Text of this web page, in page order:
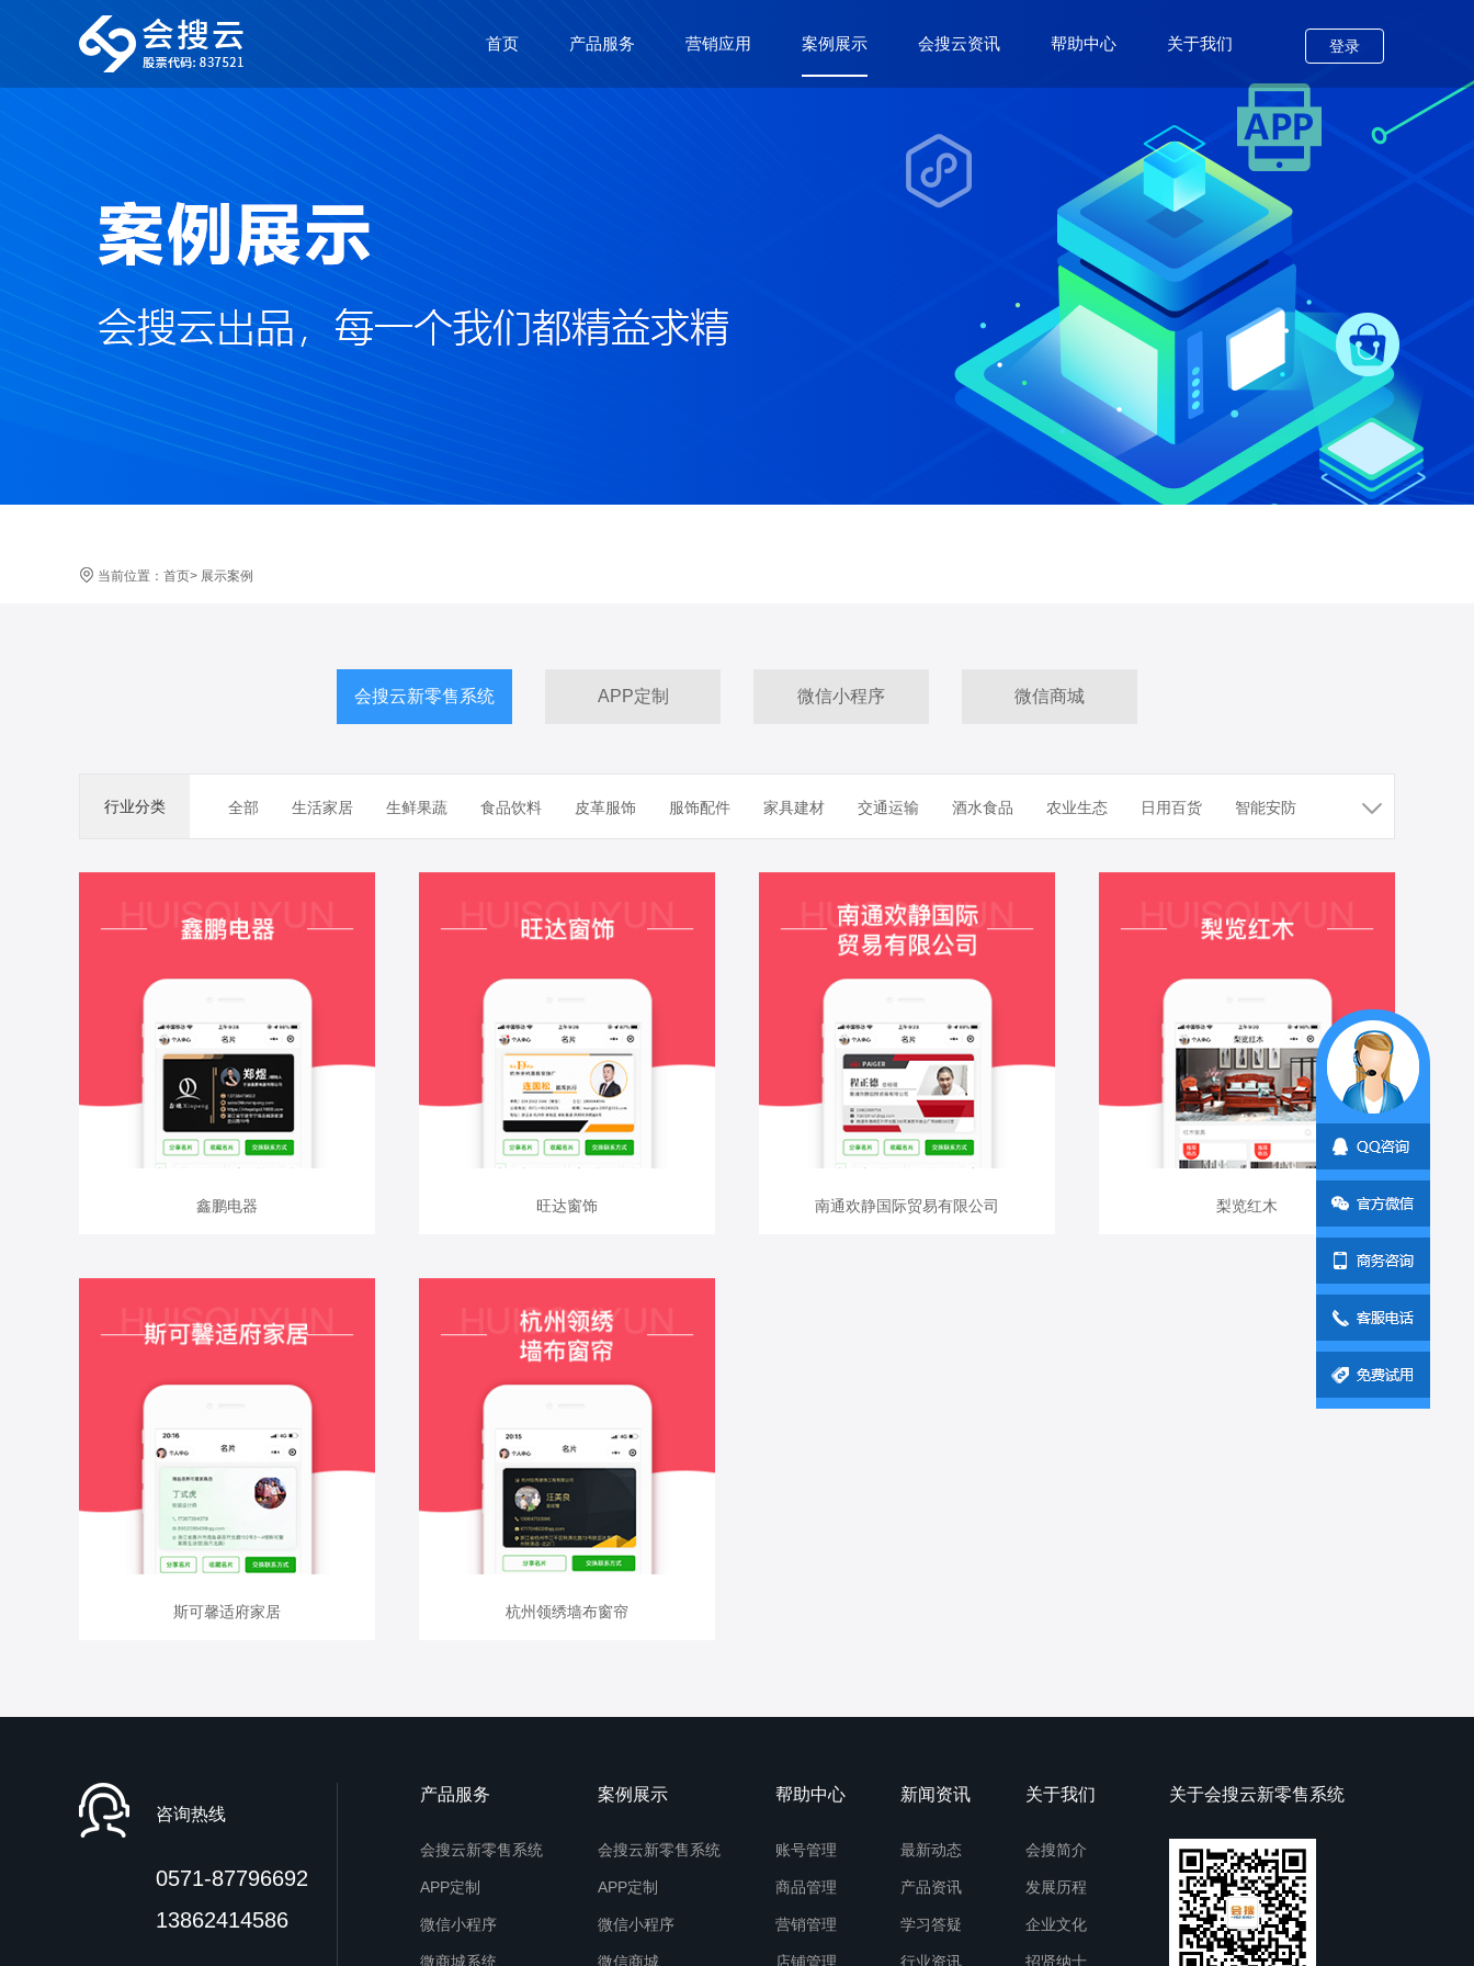
登录
首页 产品服务 营销应用 案例展示 会搜云资讯 帮助中心 关于我们
当前位置： 首页> 展示案例
会搜云新零售系统 APP定制 微信小程序 微信商城
行业分类 全部 生活家居 生鲜果蔬 食品饮料 皮革服饰 服饰配件 家具建材 交通运输 酒水食品 农业生态 日用百货 智能安防
查看详情
鑫鹏电器
鑫鹏电器
查看详情
旺达窗饰
旺达窗饰
查看详情
南通欢静国际贸易有限公司
南通欢静国际贸易有限公司
查看详情
梨览红木
梨览红木
查看详情
斯可馨适府家居
斯可馨适府家居
查看详情
杭州领绣墙布窗帘
杭州领绣墙布窗帘
咨询热线
0571-87796692
13862414586
产品服务
会搜云新零售系统
APP定制
微信小程序
微商城系统
案例展示
会搜云新零售系统
APP定制
微信小程序
微信商城
帮助中心
账号管理
商品管理
营销管理
店铺管理
新闻资讯
最新动态
产品资讯
学习答疑
行业资讯
关于我们
会搜简介
发展历程
企业文化
招贤纳士
关于会搜云新零售系统